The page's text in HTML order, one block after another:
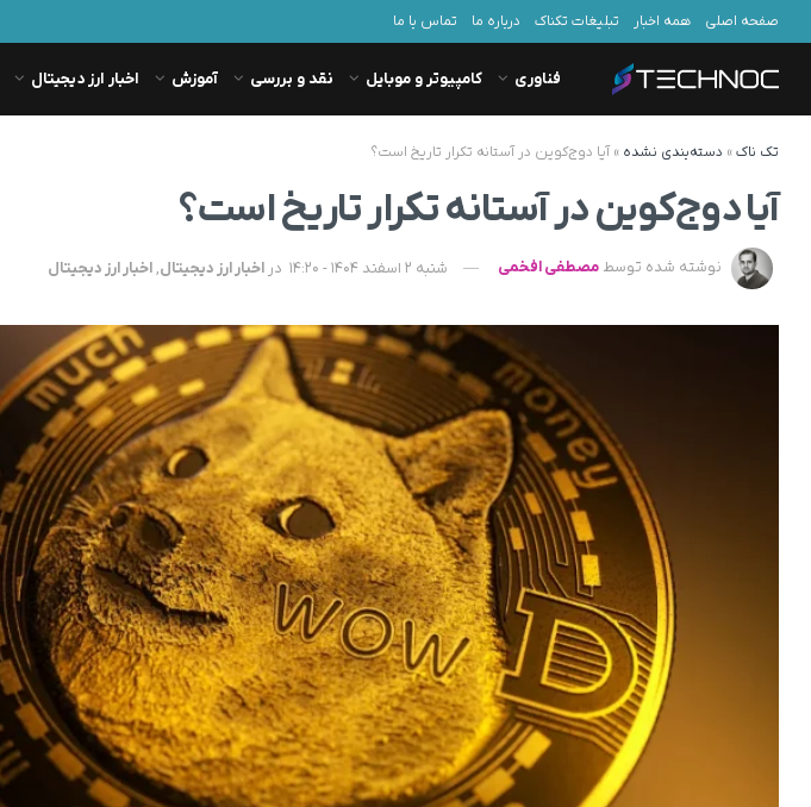
صفحه اصلی همه اخبار تبلیغات تکناک درباره ما تماس با ما
فناوری کامپیوتر و موبایل نقد و بررسی آموزش اخبار ارز دیجیتال
تک ناک» دسته‌بندی نشده » آیا دوج‌کوین در آستانه تکرار تاریخ است؟
آیا دوج‌کوین در آستانه تکرار تاریخ است؟
نوشته شده توسط مصطفی افخمی شنبه 2 اسفند 1404 - 14:20 در اخبار ارز دیجیتال,اخبار ارز دیجیتال